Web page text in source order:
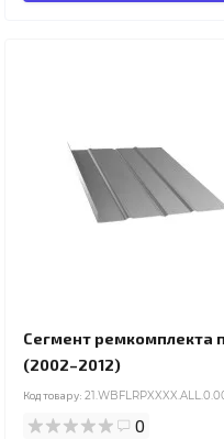
Сегмент ремкомплекта
(2002–2012)
Код товару:
0